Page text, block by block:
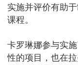
实施并评价有助
课程。
卡罗琳娜参与实
性的项目，也在